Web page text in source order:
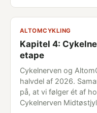
ALTOMCYKLING
Kapitel 4:
etape
Cykelnerven og
halvdel af 2026.
på, at vi følger ét af
Cykelnerven